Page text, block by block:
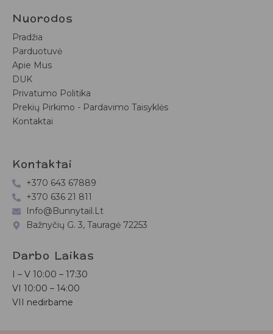
Nuorodos
Pradžia
Parduotuvė
Apie Mus
DUK
Privatumo Politika
Prekių Pirkimo - Pardavimo Taisyklės
Kontaktai
Kontaktai
+370 643 67889
+370 636 21 811
Info@bunnytail.lt
Bažnyčių G. 3, Tauragė 72253
Darbo Laikas
I – V 10:00 – 17:30
VI 10:00 – 14:00
VII nedirbame